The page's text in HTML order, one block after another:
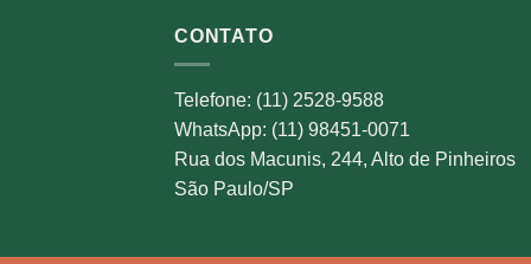
CONTATO
Telefone: (11) 2528-9588
WhatsApp: (11) 98451-0071
Rua dos Macunis, 244, Alto de Pinheiros
São Paulo/SP